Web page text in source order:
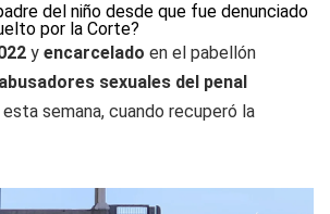
del niño desde que fue denunciado
por la Corte?
y encarcelado en el pabellón
abusadores sexuales del penal
esta semana, cuando recuperó la